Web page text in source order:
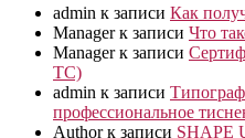
admin к записи Как
Managerк записи Что
Managerк записи
ТС)
admin к записи
профессиональное
Authorк записи